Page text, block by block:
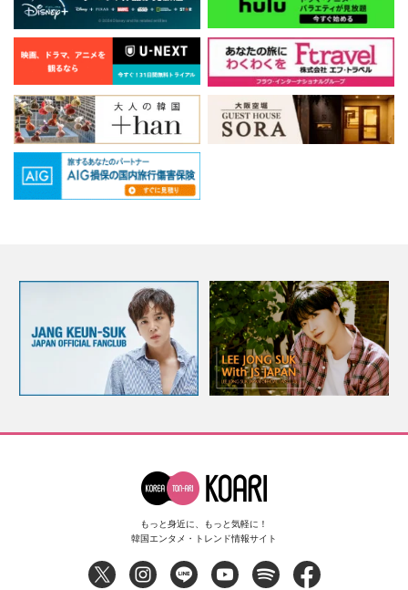
もっと身近に、もっと気軽に！
韓国エンタメ・トレンド情報サイト